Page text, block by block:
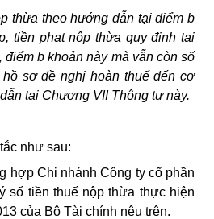
thừa theo hướng dẫn tại điểm b
tiền phạt nộp thừa quy định tại
b khoản này mà vẫn còn số
sơ đề nghị hoàn thuế đến cơ
tại Chương VII Thông tư này.
như sau:
hợp Chi nhánh Công ty cổ phần
số tiền thuế nộp thừa thực hiện
của Bộ Tài chính nêu trên.